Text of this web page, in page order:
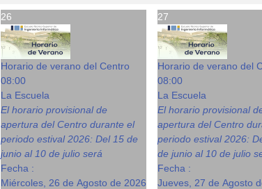
26
Horario de verano del Centro
08:00
La Escuela
El horario provisional de
apertura del Centro durante el
periodo estival 2026: Del 15 de
junio al 10 de julio será
Fecha :
Miércoles, 26 de Agosto de 2026
27
Horario de verano del
08:00
La Escuela
El horario provisional
apertura del Centro
periodo estival 2026:
de junio al 10 de julio
Fecha :
Jueves, 27 de Agosto